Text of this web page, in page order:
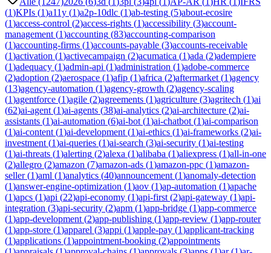
(1)KPIs (1)a11y (1)a2p-10dlc (1)ab-testing (5)about-ecosire
(1)access-control (2)access-rights (1)accessibility (3)account-
management (1)accounting (83)accounting-comparison
(1)accounting-firms (1)accounts-payable (3)accounts-receivable
(1)activation (1)activecampaign (2)acumatica (1)ada (2)adempiere
(1)adequacy (1)admin-api (1)administration (1)adobe-commerce
(2)adoption (2)aerospace (1)afip (1)africa (2)aftermarket (1)agency
(13)agency-automation (1)agency-growth (2)agency-scaling
(1)agentforce (1)agile (2)agreements (1)agriculture (3)agritech (1)ai
(62)ai-agent (1)ai-agents (38)ai-analytics (2)ai-architecture (2)ai-
assistants (1)ai-automation (6)ai-bot (1)ai-chatbot (1)ai-comparison
(1)ai-content (1)ai-development (1)ai-ethics (1)ai-frameworks (2)ai-
investment (1)ai-queries (1)ai-search (3)ai-security (1)ai-testing
(1)ai-threats (1)alerting (2)alexa (1)alibaba (1)aliexpress (1)all-in-one
(2)allegro (2)amazon (7)amazon-ads (1)amazon-ppc (1)amazon-
seller(1)aml (1)analytics (40)announcement (1)anomaly-detection
(1)answer-engine-optimization (1)aov (1)ap-automation (1)apache
(1)apcs (1)api (22)api-economy (1)api-first (2)api-gateway (1)api-
integration (3)api-security (2)apm (1)app-bridge (1)app-commerce
(1)app-development (2)app-publishing (1)app-review (1)app-router
(1)app-store (1)apparel (3)appi (1)apple-pay (1)applicant-tracking
(1)applications (1)appointment-booking (2)appointments